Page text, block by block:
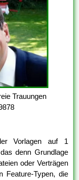
Trauungen
Vorlagen auf 1
denn Grundlage
oder Verträgen
Feature-Typen, die